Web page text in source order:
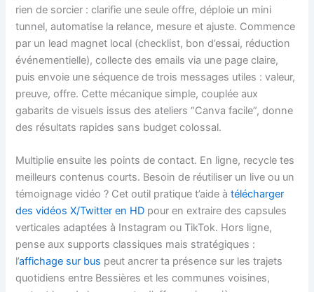
rien de sorcier : clarifie une seule offre, déploie un mini
tunnel, automatise la relance, mesure et ajuste. Commence
par un lead magnet local (checklist, bon d’essai, réduction
événementielle), collecte des emails via une page claire,
puis envoie une séquence de trois messages utiles : valeur,
preuve, offre. Cette mécanique simple, couplée aux
gabarits de visuels issus des ateliers “Canva facile”, donne
des résultats rapides sans budget colossal.
Multiplie ensuite les points de contact. En ligne, recycle tes
meilleurs contenus courts. Besoin de réutiliser un live ou un
témoignage vidéo ? Cet outil pratique t’aide àtélécharger
des vidéos X/Twitter en HD pour en extraire des capsules
verticales adaptées à Instagram ou TikTok. Hors ligne,
pense aux supports classiques mais stratégiques :
l’affichage sur bus peut ancrer ta présence sur les trajets
quotidiens entre Bessières et les communes voisines,